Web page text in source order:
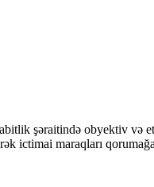
şəraitində obyektiv və
ictimai maraqları